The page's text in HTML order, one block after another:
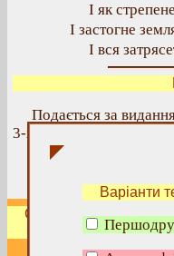
Варіанти
І як
І застогне
І вся
Подається за
3-х тт. – К.: Наукова
Сподобалась